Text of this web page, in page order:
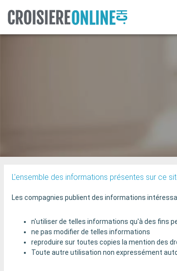
L'ensemble des informations présentes sur ce
Les compagnies publient des informations
n'utiliser de telles informations qu'à des fins
ne pas modifier de telles informations
reproduire sur toutes copies la mention des
Toute autre utilisation non expressément